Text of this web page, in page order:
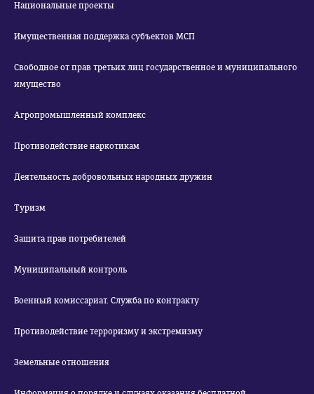
Национальные проекты
Имущественная поддержка субъектов МСП
Свободное от прав третьих лиц государственное и муниципального
имущество
Агропромышленный комплекс
Противодействие наркотикам
Деятельность добровольных народных дружин
Туризм
Защита прав потребителей
Муниципальный контроль
Военный комиссариат. Служба по контракту
Противодействие терроризму и экстремизму
Земельные отношения